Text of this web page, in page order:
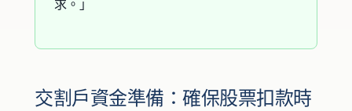
求。」
交割戶資金準備：確保股票扣款時